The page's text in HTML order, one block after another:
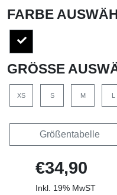
FARBE
GRÖSSE
XS S M L
Größentabelle
€34,90
Inkl. 19% MwST